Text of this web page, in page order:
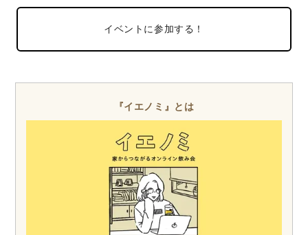
イベントに参加する！
『イエノミ』とは